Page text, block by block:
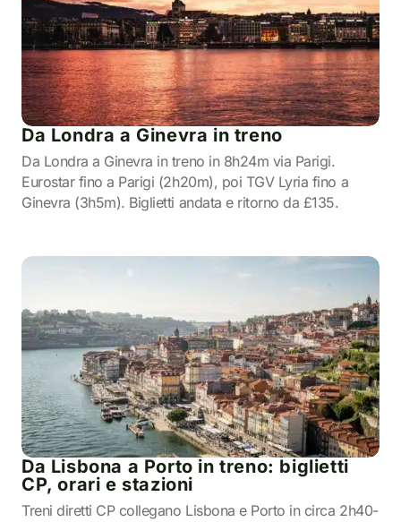
Da Londra a Ginevra in treno
Da Londra a Ginevra in treno in 8h24m via Parigi.
Eurostar fino a Parigi (2h20m), poi TGV Lyria fino a
Ginevra (3h5m). Biglietti andata e ritorno da £135.
Da Lisbona a Porto in treno: biglietti
CP, orari e stazioni
Treni diretti CP collegano Lisbona e Porto in circa 2h40-